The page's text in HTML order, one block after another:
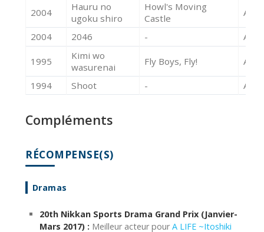
2004
Hauru no
ugoku shiro
Howl's Moving
Castle
2004 2046 -
1995
Kimi wo
wasurenai
Fly Boys, Fly!
1994 Shoot -
Compléments
RÉCOMPENSE(S)
Dramas
20th Nikkan Sports Drama Grand Prix (Janvier-
Mars 2017) : Meilleur acteur pourA LIFE ~Itoshiki